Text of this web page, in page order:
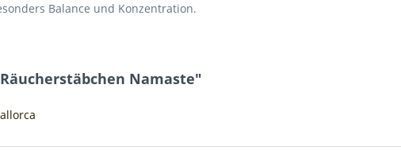
Balance und Konzentration.
Namaste"